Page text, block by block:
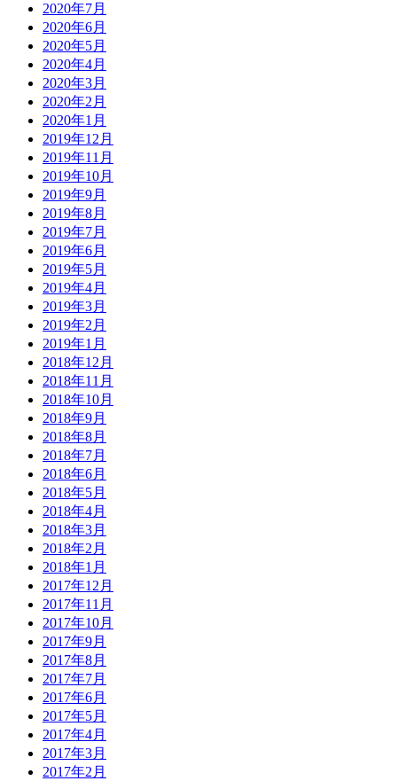
2020年7月
2020年6月
2020年5月
2020年4月
2020年3月
2020年2月
2020年1月
2019年12月
2019年11月
2019年10月
2019年9月
2019年8月
2019年7月
2019年6月
2019年5月
2019年4月
2019年3月
2019年2月
2019年1月
2018年12月
2018年11月
2018年10月
2018年9月
2018年8月
2018年7月
2018年6月
2018年5月
2018年4月
2018年3月
2018年2月
2018年1月
2017年12月
2017年11月
2017年10月
2017年9月
2017年8月
2017年7月
2017年6月
2017年5月
2017年4月
2017年3月
2017年2月